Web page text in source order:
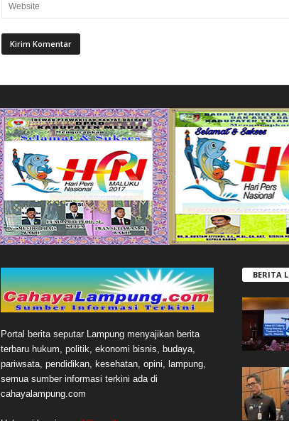
Portal berita seputar Lampung menyajikan berita
terbaru hukum, politik, ekonomi bisnis, budaya,
pariwsata, pendidikan, kesehatan, opini, lampung,
semua sumber informasi terkini ada di
cahayalampung.com
BERITA